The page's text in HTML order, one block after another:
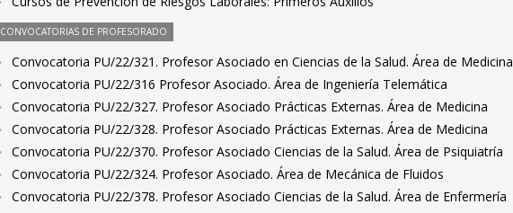
CONVOCATORIAS DE PROFESORADO
Convocatoria PU/22/321. Profesor Asociado en Ciencias de la Salud. Área de Medicina
Convocatoria PU/22/316 Profesor Asociado. Área de Ingeniería Telemática
Convocatoria PU/22/327. Profesor Asociado Prácticas Externas. Área de Medicina
Convocatoria PU/22/328. Profesor Asociado Prácticas Externas. Área de Medicina
Convocatoria PU/22/370. Profesor Asociado Ciencias de la Salud. Área de Psiquiatría
Convocatoria PU/22/324. Profesor Asociado. Área de Mecánica de Fluidos
Convocatoria PU/22/378. Profesor Asociado Ciencias de la Salud. Área de Enfermería